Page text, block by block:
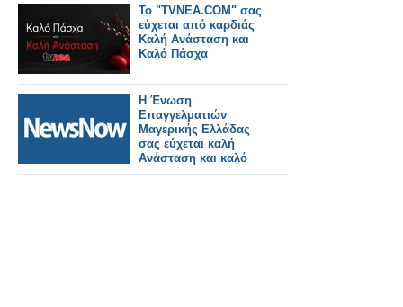
Το "TVNEA.COM" σας
εύχεται από καρδιάς
Καλή Ανάσταση και
Καλό Πάσχα
Η Ένωση
Επαγγελματιών
Μαγερικής Ελλάδας
σας εύχεται καλή
Ανάσταση και καλό
Πάσχα!